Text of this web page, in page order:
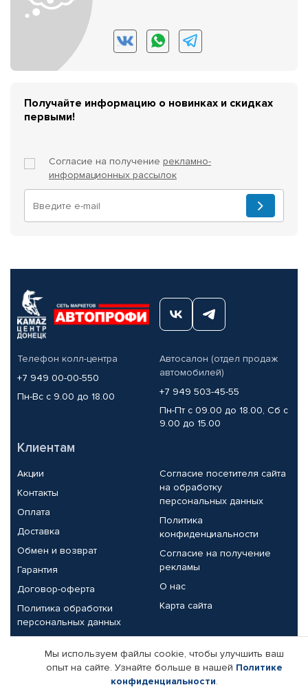
Получайте информацию о новинках и скидках
первыми!
Согласие на получение рекламно-
информационных рассылок
Телефон колл-центра
+7 949 00-00-550
Пн-Вс с 9.00 до 18.00
Автосалон (отдел продаж
автомобилей)
+7 949 503-45-55
Пн-Пт с 09.00 до 18.00, Сб с
9.00 до 15.00
Клиентам
Акции
Контакты
Оплата
Доставка
Обмен и возврат
Гарантия
Договор-оферта
Политика обработки
персональных данных
Согласие посетителя сайта
на обработку
персональных данных
Политика
конфиденциальности
Согласие на получение
рекламы
О нас
Карта сайта
Партнерам
Корпоративным клиентам
Реквизиты компании
Мы используем файлы cookie, чтобы улучшить ваш
опыт на сайте. Узнайте больше в нашей Политике
конфиденциальности.